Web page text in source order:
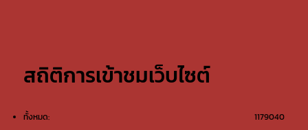
สถิติการเข้าชมเว็บไซต์
1179040
ทั้งหมด: